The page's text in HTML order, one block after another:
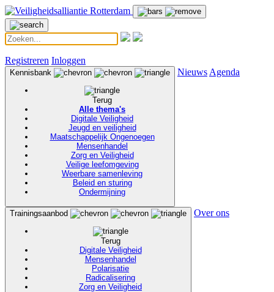
Registreren Inloggen
Kennisbank
Terug
Alle thema's
Digitale Veiligheid
Jeugd en veiligheid
Maatschappelijk Ongenoegen
Mensenhandel
Zorg en Veiligheid
Veilige leefomgeving
Weerbare samenleving
Beleid en sturing
Ondermijning
Nieuws Agenda
Trainingsaanbod
Terug
Digitale Veiligheid
Mensenhandel
Polarisatie
Radicalisering
Zorg en Veiligheid
Over ons